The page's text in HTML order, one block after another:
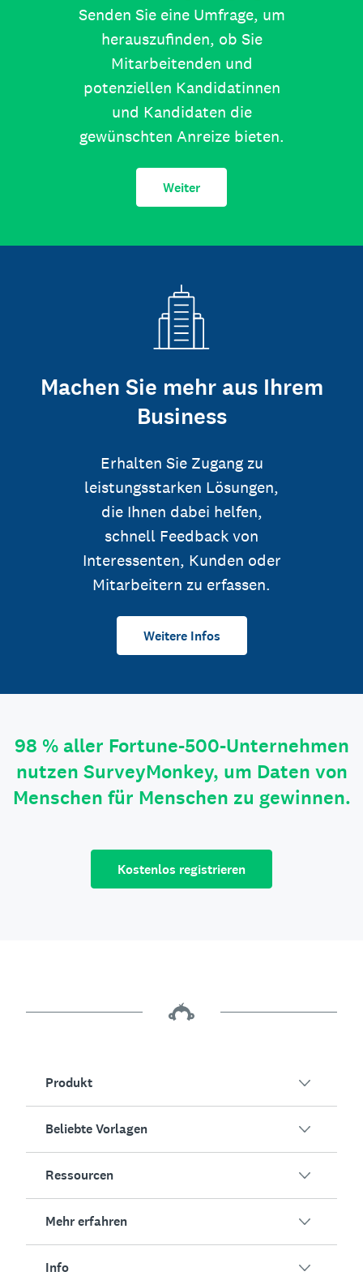
Senden Sie eine Umfrage, um
herauszufinden, ob Sie
Mitarbeitenden und
potenziellen Kandidatinnen
und Kandidaten die
gewünschten Anreize bieten.
Weiter
Machen Sie mehr aus Ihrem
Business
Erhalten Sie Zugang zu
leistungsstarken Lösungen,
die Ihnen dabei helfen,
schnell Feedback von
Interessenten, Kunden oder
Mitarbeitern zu erfassen.
Weitere Infos
98 % aller Fortune-500-Unternehmen
nutzen SurveyMonkey, um Daten von
Menschen für Menschen zu gewinnen.
Kostenlos registrieren
Produkt
Umfragen
KI-Umfragegenerator
Online-Formulare
Marktforschung
Beliebte Vorlagen
Mitarbeiterengagement
Event-Feedback
Ressourcen
Blog
Mehr erfahren
Info